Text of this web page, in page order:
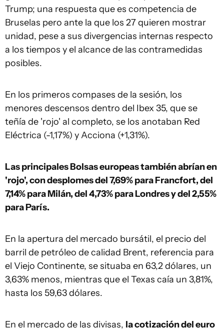
Trump; una respuesta que es competencia de
Bruselas pero ante la que los 27 quieren mostrar
unidad, pese a sus divergencias internas respecto
a los tiempos y el alcance de las contramedidas
posibles.
En los primeros compases de la sesión, los
menores descensos dentro del Ibex 35, que se
teñía de 'rojo' al completo, se los anotaban Red
Eléctrica (-1,17%) y Acciona (+1,31%).
Las principales Bolsas europeas también abrían en
'rojo', con desplomes del 7,69% para Francfort, del
7,14% para Milán, del 4,73% para Londres y del 2,55%
para París.
En la apertura del mercado bursátil, el precio del
barril de petróleo de calidad Brent, referencia para
el Viejo Continente, se situaba en 63,2 dólares, un
3,63% menos, mientras que el Texas caía un 3,81%,
hasta los 59,63 dólares.
En el mercado de las divisas, la cotización del euro